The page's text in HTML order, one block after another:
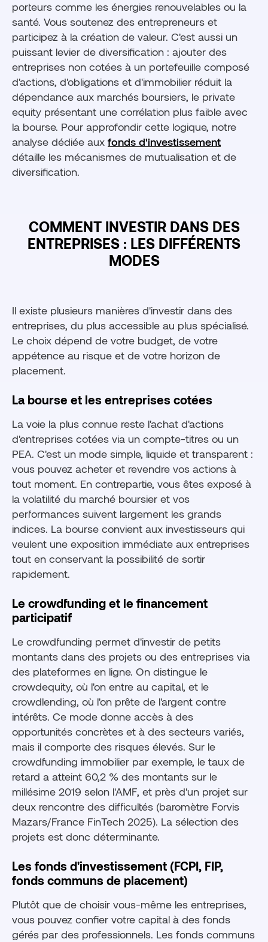
porteurs comme les énergies renouvelables ou la
santé. Vous soutenez des entrepreneurs et
participez à la création de valeur. C'est aussi un
puissant levier de diversification : ajouter des
entreprises non cotées à un portefeuille composé
d'actions, d'obligations et d'immobilier réduit la
dépendance aux marchés boursiers, le private
equity présentant une corrélation plus faible avec
la bourse. Pour approfondir cette logique, notre
analyse dédiée aux fonds d'investissement
détaille les mécanismes de mutualisation et de
diversification.
COMMENT INVESTIR DANS DES
ENTREPRISES : LES DIFFÉRENTS
MODES
Il existe plusieurs manières d'investir dans des
entreprises, du plus accessible au plus spécialisé.
Le choix dépend de votre budget, de votre
appétence au risque et de votre horizon de
placement.
La bourse et les entreprises cotées
La voie la plus connue reste l'achat d'actions
d'entreprises cotées via un compte-titres ou un
PEA. C'est un mode simple, liquide et transparent :
vous pouvez acheter et revendre vos actions à
tout moment. En contrepartie, vous êtes exposé à
la volatilité du marché boursier et vos
performances suivent largement les grands
indices. La bourse convient aux investisseurs qui
veulent une exposition immédiate aux entreprises
tout en conservant la possibilité de sortir
rapidement.
Le crowdfunding et le financement
participatif
Le crowdfunding permet d'investir de petits
montants dans des projets ou des entreprises via
des plateformes en ligne. On distingue le
crowdequity, où l'on entre au capital, et le
crowdlending, où l'on prête de l'argent contre
intérêts. Ce mode donne accès à des
opportunités concrètes et à des secteurs variés,
mais il comporte des risques élevés. Sur le
crowdfunding immobilier par exemple, le taux de
retard a atteint 60,2 % des montants sur le
millésime 2019 selon l'AMF, et près d'un projet sur
deux rencontre des difficultés (baromètre Forvis
Mazars/France FinTech 2025). La sélection des
projets est donc déterminante.
Les fonds d'investissement (FCPI, FIP,
fonds communs de placement)
Plutôt que de choisir vous-même les entreprises,
vous pouvez confier votre capital à des fonds
gérés par des professionnels. Les fonds communs